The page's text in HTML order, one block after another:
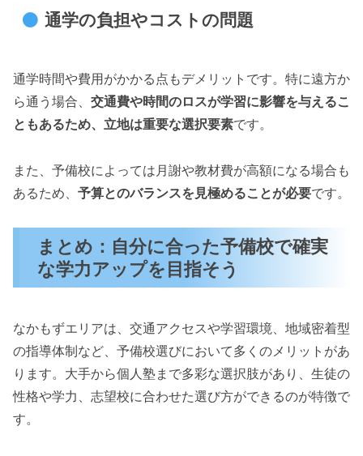
通学の負担やコストの問題
通学時間や費用がかかる点もデメリットです。特に遠方か
ら通う場合、 交通費や時間のロスが学習に影響を与えるこ
ともあるため、立地は重要な選択要素です。
また、予備校によっては月謝や教材費が高額になる場合も
あるため、 予算とのバランスを見極めることが必要です。
まとめ：自分に合った予備校で確実
な学力アップを目指そう
なかもずエリアは、交通アクセスや学習環境、地域密着型
の指導体制など、予備校選びにおいて多くのメリットがあ
ります。大手から個人塾まで多彩な選択肢があり、生徒の
性格や学力、志望校に合わせた選び方ができるのが特徴で
す。